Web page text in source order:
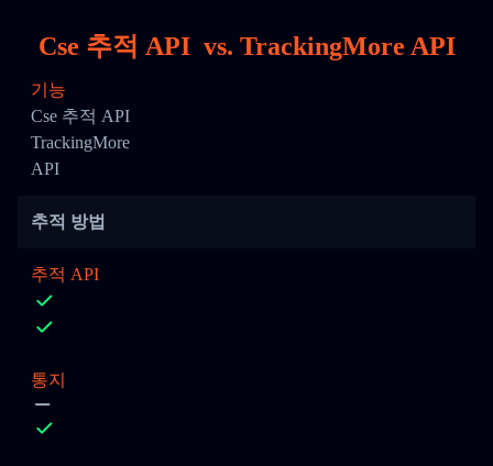
Cse 추적 API vs. TrackingMore API
기능
Cse 추적 API
TrackingMore
API
추적 방법
추적 API
통지